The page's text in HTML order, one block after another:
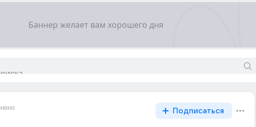
Подписаться